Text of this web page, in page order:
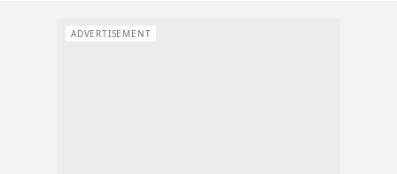
ADVERTISEMENT